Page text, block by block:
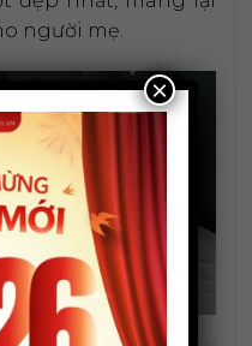
người mẹ.
×